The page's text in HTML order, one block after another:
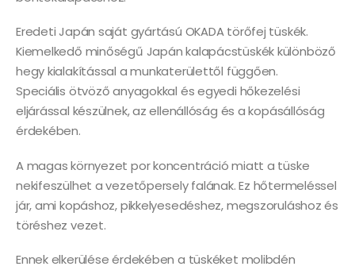
Eredeti Japán saját gyártású OKADA törőfej tüskék.
Kiemelkedő minőségű Japán kalapácstüskék különböző
hegy kialakítással a munkaterülettől függően.
Speciális ötvöző anyagokkal és egyedi hőkezelési
eljárással készülnek, az ellenállóság és a kopásállóság
érdekében.
A magas környezet por koncentráció miatt a tüske
nekifeszülhet a vezetőpersely falának. Ez hőtermeléssel
jár, ami kopáshoz, pikkelyesedéshez, megszoruláshoz és
töréshez vezet.
Ennek elkerülése érdekében a tüskéket molibdén